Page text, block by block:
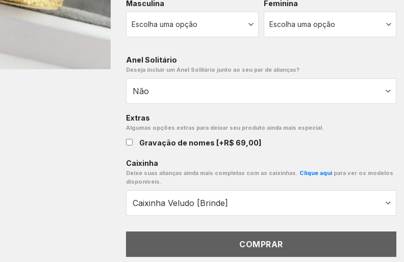
Masculina Feminina
Anel Solitário
Deseja incluir um Anel Solitário junto ao seu par de alianças?
Extras
Algumas opções extras para deixar seu produto ainda mais especial.
Gravação de nomes [+R$ 69,00]
Caixinha
Deixe suas alianças ainda mais completas com as caixinhas. Clique aqui para ver os modelos
disponíveis.
COMPRAR